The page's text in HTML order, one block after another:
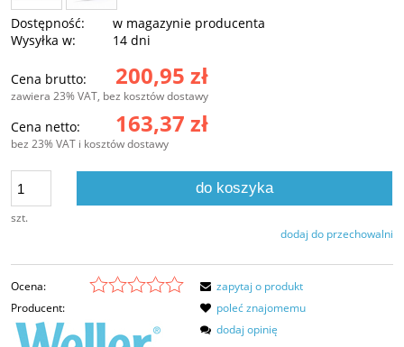
Dostępność:
w magazynie producenta
Wysyłka w:
14 dni
Cena brutto: 200,95 zł
zawiera 23% VAT, bez kosztów dostawy
Cena netto: 163,37 zł
bez 23% VAT i kosztów dostawy
szt.
do koszyka
dodaj do przechowalni
Ocena:
Producent:
zapytaj o produkt
poleć znajomemu
dodaj opinię